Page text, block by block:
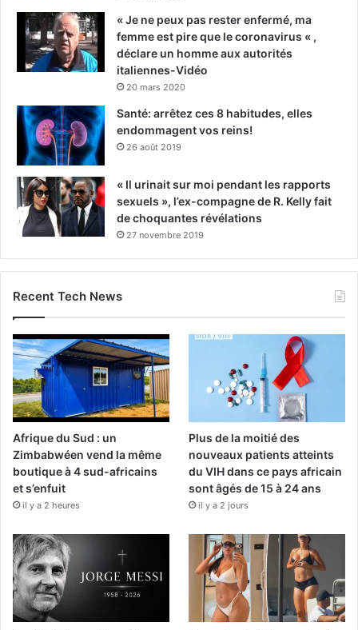
« Je ne peux pas rester enfermé, ma
femme est pire que le coronavirus « ,
déclare un homme aux autorités
italiennes-Vidéo
20 mars 2020
Santé: arrêtez ces 8 habitudes, elles
endommagent vos reins!
26 août 2019
« Il urinait sur moi pendant les rapports
sexuels », l’ex-compagne de R. Kelly fait
de choquantes révélations
27 novembre 2019
Recent Tech News
Afrique du Sud : un
Zimbabwéen vend la même
boutique à 4 sud-africains
et s’enfuit
il y a 2 heures
Plus de la moitié des
nouveaux patients atteints
du VIH dans ce pays africain
sont âgés de 15 à 24 ans
il y a 2 jours